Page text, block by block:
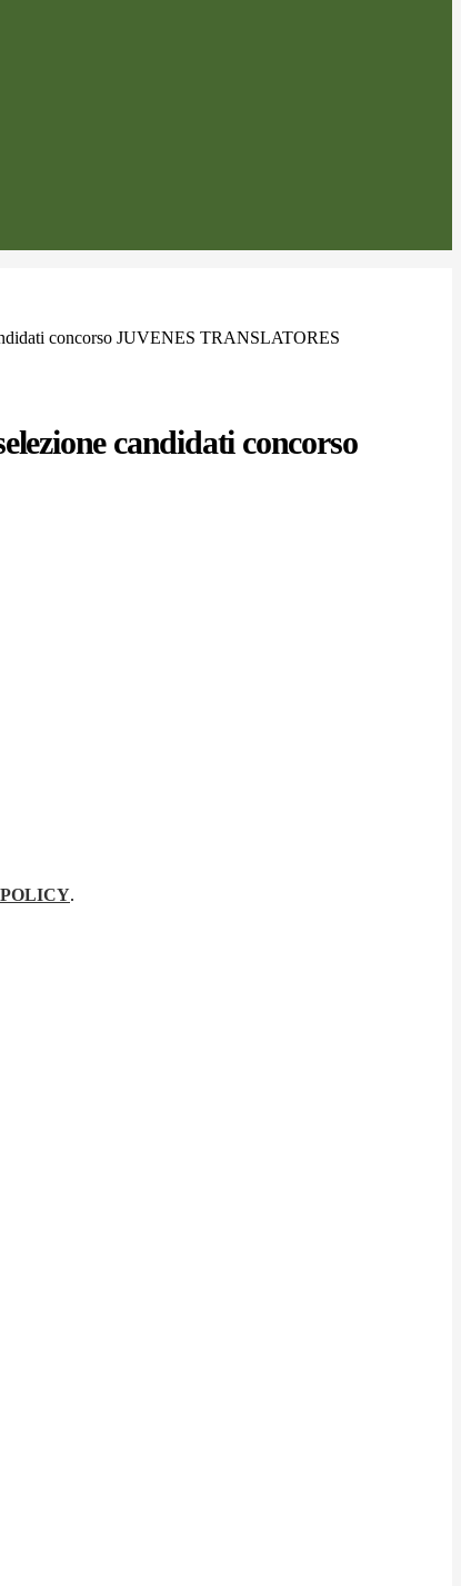
concorso JUVENES TRANSLATORES
candidati concorso
.